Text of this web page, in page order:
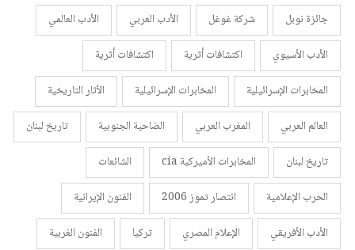
جائزة نوبل
شركة غوغل الأدب العربي
الأدب العالمي
الأدب الأسيوي
اكتشافات أثرية
اكتشافات أثرية
المخابرات الإسرائيلية
المخابرات الإسرائيلية
الأثار التاريخية
العالم العربي
المغرب العربي الضاحية الجنوبية
تاريخ لبنان
تاريخ لبنان
المخابرات الأميركية cia
الشائعات
الحرب الإعلامية
انتصار تموز 2006
الفنون الإيرانية
الأدب الأفريقي
الإعلام المصري تركيا
الفنون الغربية